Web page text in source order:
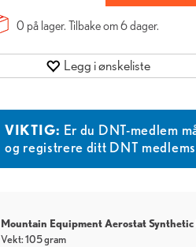
0 på lager. Tilbake om6dager.
Legg i ønskeliste
VIKTIG: Er du DNT-medlem
og registrere ditt DNT
Mountain Equipment Aerostat
Vekt: 105 gram